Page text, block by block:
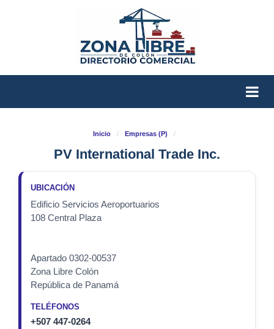
Inicio / Empresas (P) /
PV International Trade Inc.
UBICACIÓN
Edificio Servicios Aeroportuarios
108 Central Plaza
Apartado 0302-00537
Zona Libre Colón
República de Panamá
TELÉFONOS
+507 447-0264